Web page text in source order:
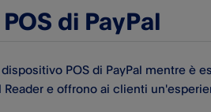
di PayPal​
POS di PayPal​ mentre è
Reader e offrono ai clienti